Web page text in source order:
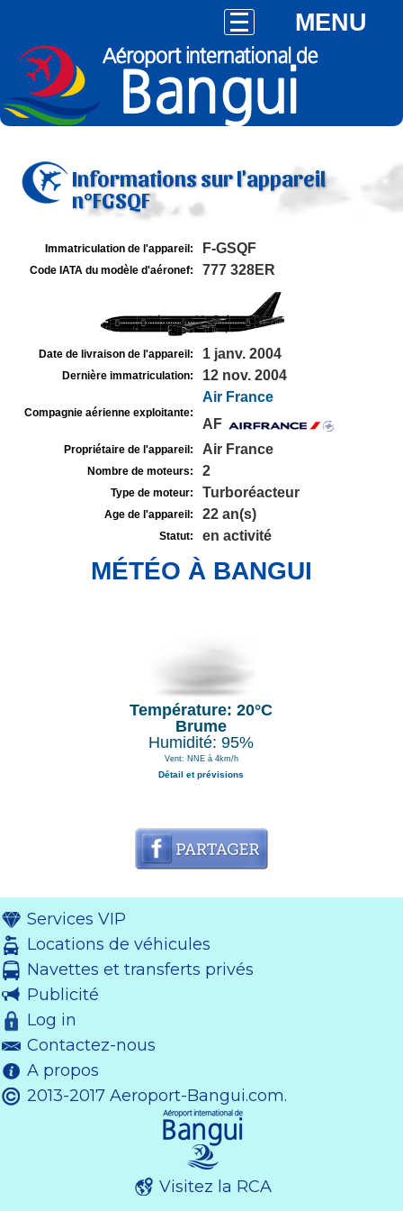
MENU
Informations sur l'appareil
n°FGSQF
Immatriculation de l'appareil: F-GSQF
Code IATA du modèle d'aéronef: 777 328ER
Date de livraison de l'appareil: 1 janv. 2004
Dernière immatriculation: 12 nov. 2004
Compagnie aérienne exploitante:
Air France
AF
Propriétaire de l'appareil: Air France
Nombre de moteurs: 2
Type de moteur: Turboréacteur
Age de l'appareil: 22 an(s)
Statut: en activité
MÉTÉO À BANGUI
Température: 20°C
Brume
Humidité: 95%
Vent: NNE à 4km/h
Détail et prévisions
Services VIP
Locations de véhicules
Navettes et transferts privés
Publicité
Log in
Contactez-nous
A propos
2013-2017 Aeroport-Bangui.com.
Visitez la RCA